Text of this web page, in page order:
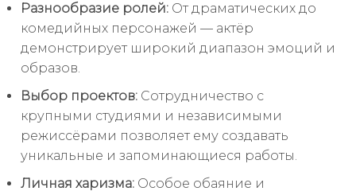
Разнообразие ролей: От драматических до
комедийных персонажей — актёр
демонстрирует широкий диапазон эмоций и
образов.
Выбор проектов: Сотрудничество с
крупными студиями и независимыми
режиссёрами позволяет ему создавать
уникальные и запоминающиеся работы.
Личная харизма: Особое обаяние и